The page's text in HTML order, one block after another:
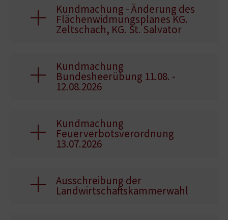
Kundmachung - Änderung des
Flächenwidmungsplanes KG.
Zeltschach, KG. St. Salvator
Kundmachung
Bundesheerübung 11.08. -
12.08.2026
Kundmachung
Feuerverbotsverordnung
13.07.2026
Ausschreibung der
Landwirtschaftskammerwahl